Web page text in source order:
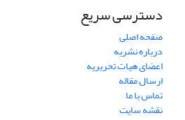
دسترسی سریع
صفحه اصلی
درباره نشریه
اعضای هیات تحریریه
ارسال مقاله
تماس با ما
نقشه سایت